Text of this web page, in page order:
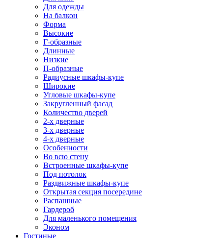
Для одежды
На балкон
Форма
Высокие
Г-образные
Длинные
Низкие
П-образные
Радиусные шкафы-купе
Широкие
Угловые шкафы-купе
Закругленный фасад
Количество дверей
2-х дверные
3-х дверные
4-х дверные
Особенности
Во всю стену
Встроенные шкафы-купе
Под потолок
Раздвижные шкафы-купе
Открытая секция посередине
Распашные
Гардероб
Для маленького помещения
Эконом
Гостиные